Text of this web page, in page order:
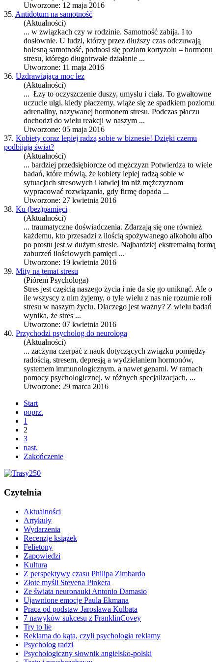
Utworzone: 12 maja 2016
35. Antidotum na samotność
(Aktualności)
... w związkach czy w rodzinie. Samotność zabija. I to
dosłownie. U ludzi, którzy przez dłuższy czas odczuwają
bolesną samotność, podnosi się poziom kortyzolu – hormonu
stresu, którego długotrwałe działanie ...
Utworzone: 11 maja 2016
36. Uzdrawiająca moc łez
(Aktualności)
... Łzy to oczyszczenie duszy, umysłu i ciała. To gwałtowne
uczucie ulgi, kiedy płaczemy, wiąże się ze spadkiem poziomu
adrenaliny, nazywanej hormonem stresu. Podczas płaczu
dochodzi do wielu reakcji w naszym ...
Utworzone: 05 maja 2016
37. Kobiety coraz lepiej radzą sobie w biznesie! Dzięki czemu
podbijają świat?
(Aktualności)
... bardziej przedsiębiorcze od mężczyzn Potwierdza to wiele
badań, które mówią, że kobiety lepiej radzą sobie w
sytuacjach stresowych i łatwiej im niż mężczyznom
wypracować rozwiązania, gdy firmę dopada ...
Utworzone: 27 kwietnia 2016
38. Ku (bez)pamięci
(Aktualności)
... traumatyczne doświadczenia. Zdarzają się one również
każdemu, kto przesadzi z ilością spożywanego alkoholu albo
po prostu jest w dużym stresie. Najbardziej ekstremalną formą
zaburzeń ilościowych pamięci ...
Utworzone: 19 kwietnia 2016
39. Mity na temat stresu
(Piórem Psychologa)
Stres jest częścią naszego życia i nie da się go uniknąć. Ale o
ile wszyscy z nim żyjemy, o tyle wielu z nas nie rozumie roli
stresu w naszym życiu. Dlaczego jest ważny? Z wielu badań
wynika, że stres ...
Utworzone: 07 kwietnia 2016
40. Przychodzi psycholog do neurologa
(Aktualności)
... zaczyna czerpać z nauk dotyczących związku pomiędzy
radością, stresem, depresją a wydzielaniem hormonów,
systemem immunologicznym, a nawet genami. W ramach
pomocy psychologicznej, w różnych specjalizacjach, ...
Utworzone: 29 marca 2016
Start
poprz.
1
2
3
nast.
Zakończenie
Czytelnia
Aktualności
Artykuły
Wydarzenia
Recenzje książek
Felietony
Zapowiedzi
Kultura
Z perspektywy czasu Philipa Zimbardo
Złote myśli Stevena Pinkera
Ze świata neuronauki Antonio Damasio
Ujawnione emocje Paula Ekmana
Praca od podstaw Jarosława Kulbata
7 nawyków sukcesu z FranklinCovey
Try to lie
Reklama do kąta, czyli psychologia reklamy
Psycholog radzi
Psychologiczny słownik angielsko-polski